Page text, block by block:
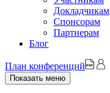
Докладчикам
Спонсорам
Партнерам
Блог
План конференций
Показать меню